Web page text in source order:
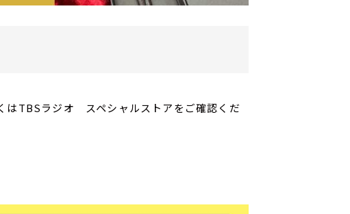
はTBSラジオ スペシャルストアをご確認くだ